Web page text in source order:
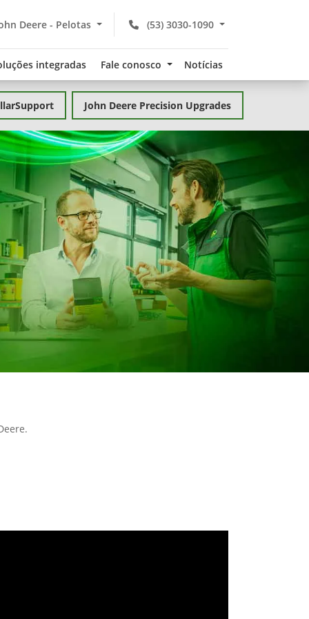
(53) 3030-1090
Deere - Pelotas
integradas Fale conosco Notícias
John Deere Precision Upgrades